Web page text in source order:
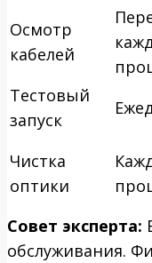
Осмотр
кабелей
Тестовый
запуск
Чистка
оптики
Совет эксперта:
обслуживания.